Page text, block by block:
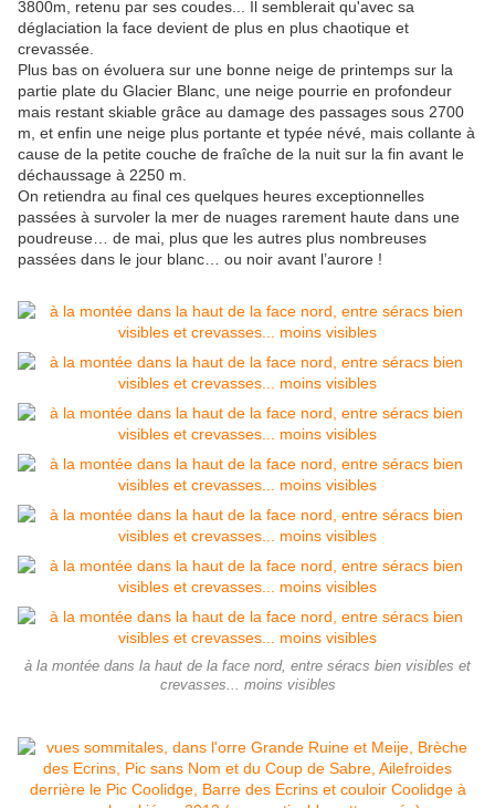
3800m, retenu par ses coudes... Il semblerait qu'avec sa
déglaciation la face devient de plus en plus chaotique et
crevassée.
Plus bas on évoluera sur une bonne neige de printemps sur la
partie plate du Glacier Blanc, une neige pourrie en profondeur
mais restant skiable grâce au damage des passages sous 2700
m, et enfin une neige plus portante et typée névé, mais collante à
cause de la petite couche de fraîche de la nuit sur la fin avant le
déchaussage à 2250 m.
On retiendra au final ces quelques heures exceptionnelles
passées à survoler la mer de nuages rarement haute dans une
poudreuse… de mai, plus que les autres plus nombreuses
passées dans le jour blanc… ou noir avant l’aurore !
à la montée dans la haut de la face nord, entre séracs bien visibles et
crevasses... moins visibles